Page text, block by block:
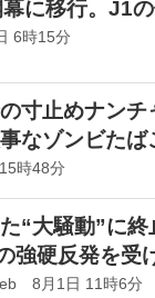
に移行。J1
6時15分
寸止めナン
なゾンビた
…時48分
“大騒動”に
強硬反発を受
8月1日 11時6分